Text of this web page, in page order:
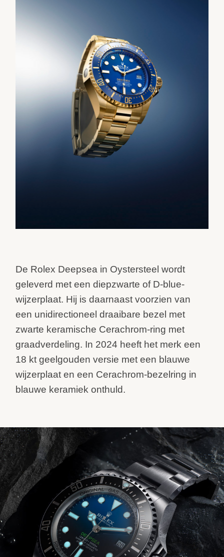
De Rolex Deepsea in Oystersteel wordt
geleverd met een diepzwarte of D-blue-
wijzerplaat. Hij is daarnaast voorzien van
een unidirectioneel draaibare bezel met
zwarte keramische Cerachrom-ring met
graadverdeling. In 2024 heeft het merk een
18 kt geelgouden versie met een blauwe
wijzerplaat en een Cerachrom-bezelring in
blauwe keramiek onthuld.